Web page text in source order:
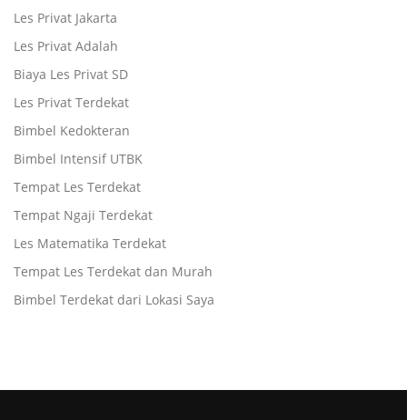
Les Privat Jakarta
Les Privat Adalah
Biaya Les Privat SD
Les Privat Terdekat
Bimbel Kedokteran
Bimbel Intensif UTBK
Tempat Les Terdekat
Tempat Ngaji Terdekat
Les Matematika Terdekat
Tempat Les Terdekat dan Murah
Bimbel Terdekat dari Lokasi Saya